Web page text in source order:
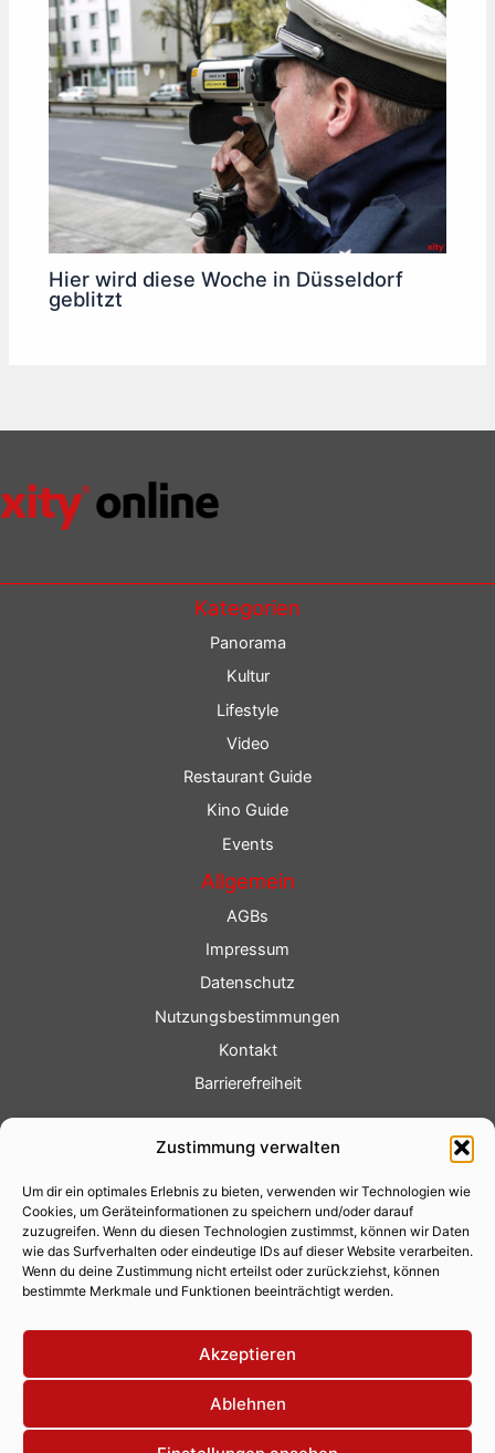
Zustimmung verwalten
Um dir ein optimales Erlebnis zu bieten, verwenden wir Technologien wie
Cookies, um Geräteinformationen zu speichern und/oder darauf
zuzugreifen. Wenn du diesen Technologien zustimmst, können wir Daten
wie das Surfverhalten oder eindeutige IDs auf dieser Website verarbeiten.
Wenn du deine Zustimmung nicht erteilst oder zurückziehst, können
bestimmte Merkmale und Funktionen beeinträchtigt werden.
Akzeptieren
Ablehnen
Hier wird diese Woche in Düsseldorf
geblitzt
Kategorien
Panorama
Kultur
Lifestyle
Video
Restaurant Guide
Kino Guide
Events
Allgemein
AGBs
Impressum
Datenschutz
Nutzungsbestimmungen
Kontakt
Barrierefreiheit
Fotoservice
Videoservice
Werbung
Contenterstellung
Lokalnachrichten
Lokalfernsehen
Eventkalender